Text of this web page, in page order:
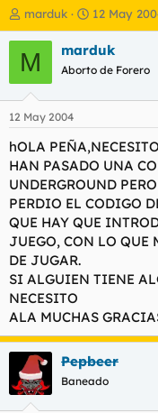
I
n
i
c
a
d
o
r
d
e
l
t
e
m
a
marduk
F
e
c
a
i
n
i
c
i
o
12 May
M marduk
Aborto de Forero
12 May 2004
hOLA
HAN PASADO UNA
UNDERGROUND
PERDIO EL CODIGO
QUE HAY QUE
JUEGO, CON LO QUE
DE JUGAR.
SI ALGUIEN TIENE
NECESITO
ALA MUCHAS
Pepbeer
Baneado